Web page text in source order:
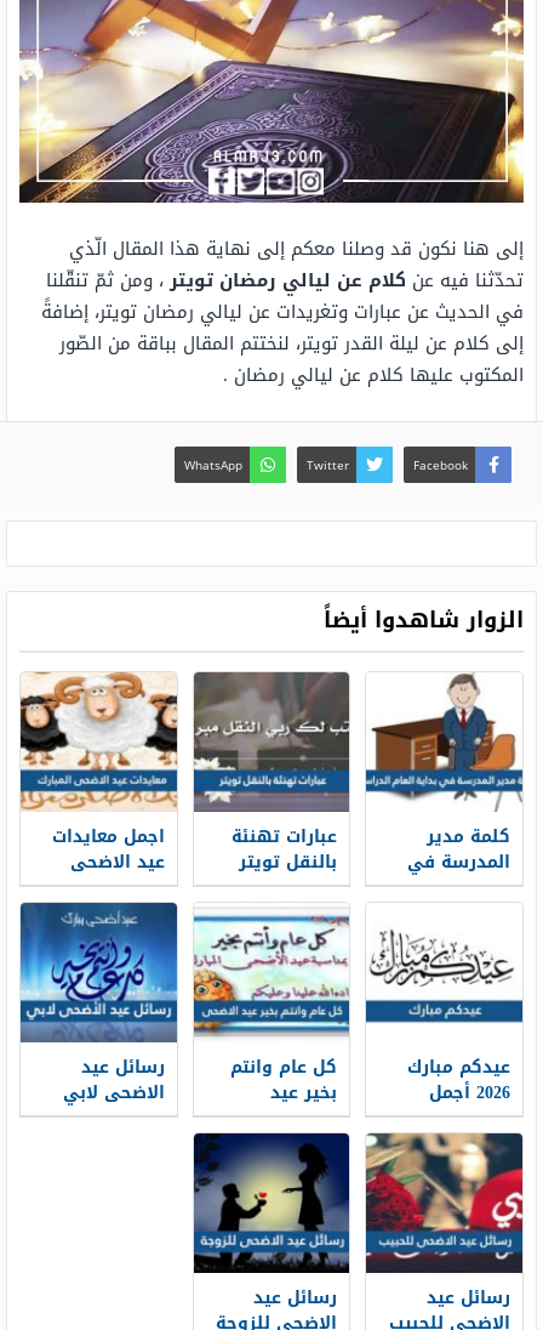
إلى هنا نكون قد وصلنا معكم إلى نهاية هذا المقال الّذي
تحدّثنا فيه عن كلام عن ليالي رمضان تويتر، ومن ثمّ تنقّلنا
في الحديث عن عبارات وتغريدات عن ليالي رمضان تويتر، إضافةً
إلى كلام عن ليلة القدر تويتر، لنختتم المقال بباقة من الصّور
المكتوب عليها كلام عن ليالي رمضان .
Facebook
Twitter
WhatsApp
الزوار شاهدوا أيضاً
كلمة مدير
المدرسة في
بداية العام
الدراسي 1448
جاهزة للطباعة
عبارات تهنئة
بالنقل تويتر
1448 بالصور
اجمل معايدات
عيد الاضحى
المبارك 2026-
1448
عيدكم مبارك
2026 أجمل
كلمات وعبارات
وصور تهنئة
عيد الاضحى
1448
كل عام وانتم
بخير عيد
الاضحى 2026 ،
أجمل معايدات
كل عام وانتم
بخير 1448
رسائل عيد
الاضحى لابي
2026 … اجمل
رسائل عيد
الاضحى للحبيب
رسائل عيد
الاضحى للزوجة